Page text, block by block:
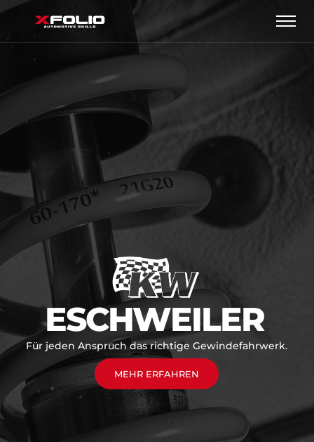
ESCHWEILER
Für jeden Anspruch das richtige Gewindefahrwerk.
MEHR ERFAHREN